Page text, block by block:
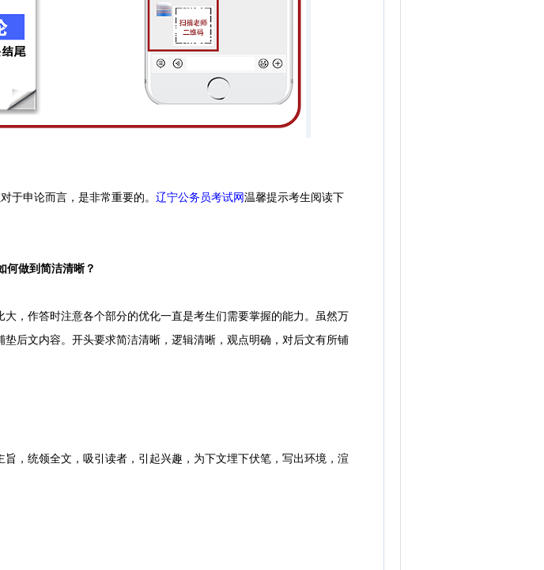
申论而言，是非常重要的。 辽宁公务员考试网温馨提示考生阅读下
何做到简洁清晰？
，作答时注意各个部分的优化一直是考生们需要掌握的能力。虽然万
后文内容。开头要求简洁清晰，逻辑清晰，观点明确，对后文有所铺
统领全文，吸引读者，引起兴趣，为下文埋下伏笔，写出环境，渲